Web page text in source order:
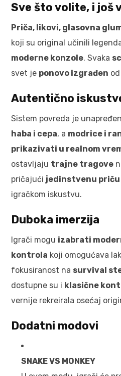
Sve što volite, i još
Priča, likovi, glasovna
koji su original učinili
moderne konzole. Svaka
svet je ponovo izgrađen
Autentično
Sistem povreda je
haba i cepa, a modrice i
prikazivati u realnom
ostavljaju trajne tragove
pričajući jedinstvenu priču
igračkom iskustvu.
Duboka imerzija
Igrači mogu izabrati
kontrola koji omogućava
fokusiranost na survival
dostupne su i klasične
vernije rekreirala osećaj
Dodatni modovi
SNAKE VS MONKEY